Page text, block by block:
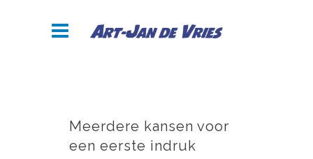
Meerdere kansen voor
een eerste indruk